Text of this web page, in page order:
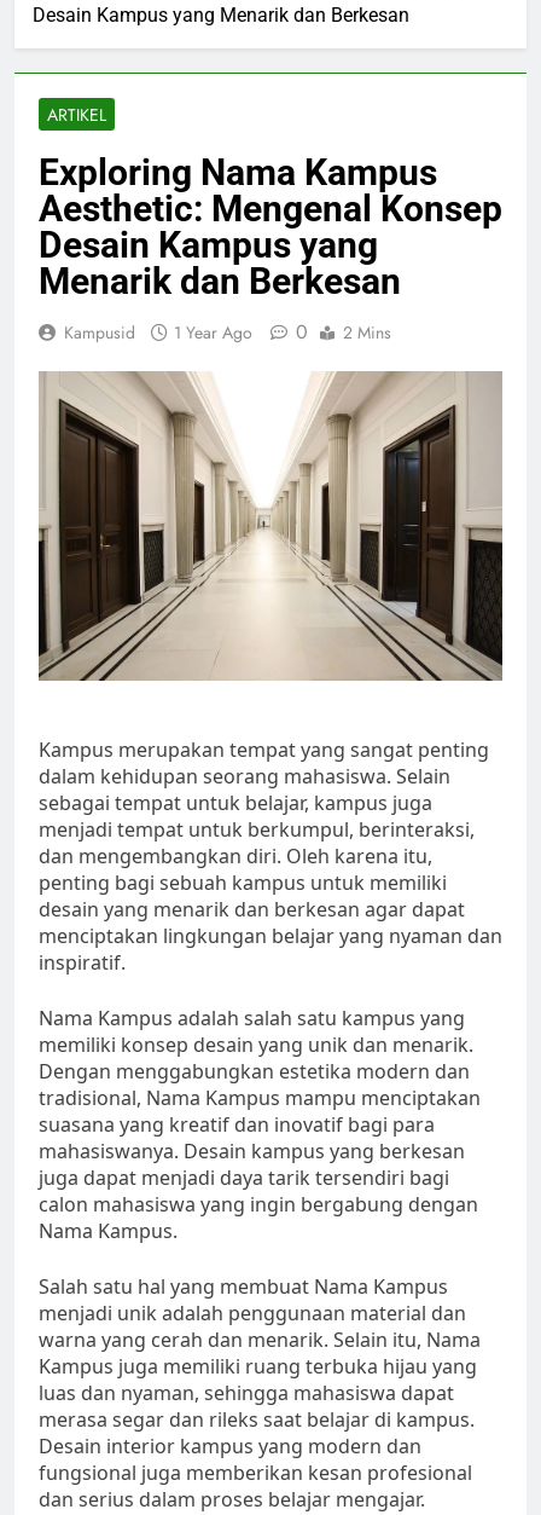
Desain Kampus yang Menarik dan Berkesan
ARTIKEL
Exploring Nama Kampus
Aesthetic: Mengenal Konsep
Desain Kampus yang
Menarik dan Berkesan
Kampusid 1 Year Ago 0 2 Mins
Kampus merupakan tempat yang sangat penting
dalam kehidupan seorang mahasiswa. Selain
sebagai tempat untuk belajar, kampus juga
menjadi tempat untuk berkumpul, berinteraksi,
dan mengembangkan diri. Oleh karena itu,
penting bagi sebuah kampus untuk memiliki
desain yang menarik dan berkesan agar dapat
menciptakan lingkungan belajar yang nyaman dan
inspiratif.
Nama Kampus adalah salah satu kampus yang
memiliki konsep desain yang unik dan menarik.
Dengan menggabungkan estetika modern dan
tradisional, Nama Kampus mampu menciptakan
suasana yang kreatif dan inovatif bagi para
mahasiswanya. Desain kampus yang berkesan
juga dapat menjadi daya tarik tersendiri bagi
calon mahasiswa yang ingin bergabung dengan
Nama Kampus.
Salah satu hal yang membuat Nama Kampus
menjadi unik adalah penggunaan material dan
warna yang cerah dan menarik. Selain itu, Nama
Kampus juga memiliki ruang terbuka hijau yang
luas dan nyaman, sehingga mahasiswa dapat
merasa segar dan rileks saat belajar di kampus.
Desain interior kampus yang modern dan
fungsional juga memberikan kesan profesional
dan serius dalam proses belajar mengajar.